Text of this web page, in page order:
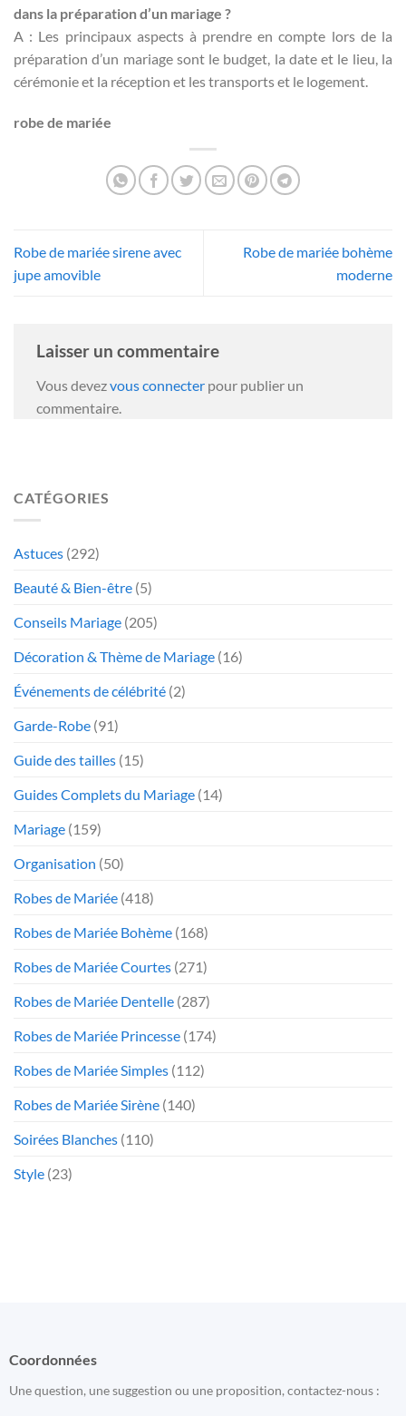
dans la préparation d’un mariage ?
A : Les principaux aspects à prendre en compte lors de la
préparation d’un mariage sont le budget, la date et le lieu, la
cérémonie et la réception et les transports et le logement.
robe de mariée
Robe de mariée sirene avec
jupe amovible
Robe de mariée bohème
moderne
Laisser un commentaire
Vous devezvous connecter pour publier un
commentaire.
CATÉGORIES
Astuces (292)
Beauté & Bien-être (5)
Conseils Mariage (205)
Décoration & Thème de Mariage (16)
Événements de célébrité (2)
Garde-Robe (91)
Guide des tailles (15)
Guides Complets du Mariage (14)
Mariage (159)
Organisation (50)
Robes de Mariée (418)
Robes de Mariée Bohème (168)
Robes de Mariée Courtes (271)
Robes de Mariée Dentelle (287)
Robes de Mariée Princesse (174)
Robes de Mariée Simples (112)
Robes de Mariée Sirène (140)
Soirées Blanches (110)
Style (23)
Coordonnées
Une question, une suggestion ou une proposition, contactez-nous :